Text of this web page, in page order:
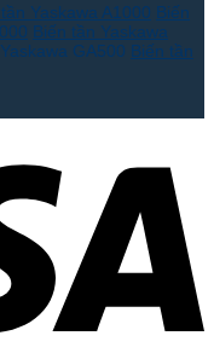
Yaskawa A1000 Biến
Biến tần Yaskawa
GA500 Biến tần